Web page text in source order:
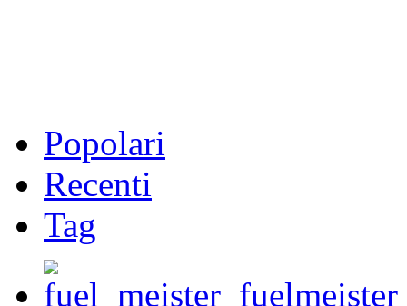
Popolari
Recenti
Tag